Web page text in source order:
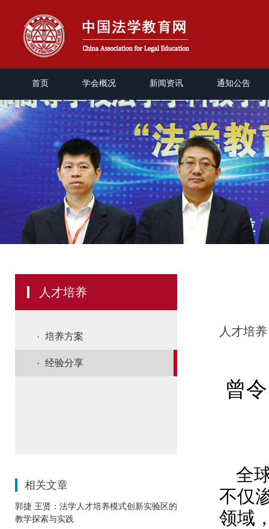
首页 学会概况 新闻资讯 通知公告
人才培养
培养方案
经验分享
相关文章
郭捷 王贤：法学人才培养模式创新实验区的
教学探索与实践
人才培养
曾
全
不仅
领域